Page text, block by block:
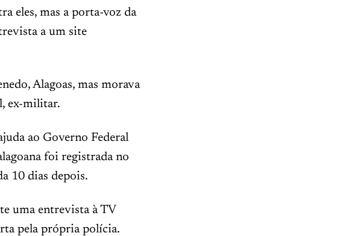
eles, mas a porta-voz da
a um site
Alagoas, mas morava
ex-militar.
ao Governo Federal
foi registrada no
10 dias depois.
uma entrevista à TV
pela própria polícia.